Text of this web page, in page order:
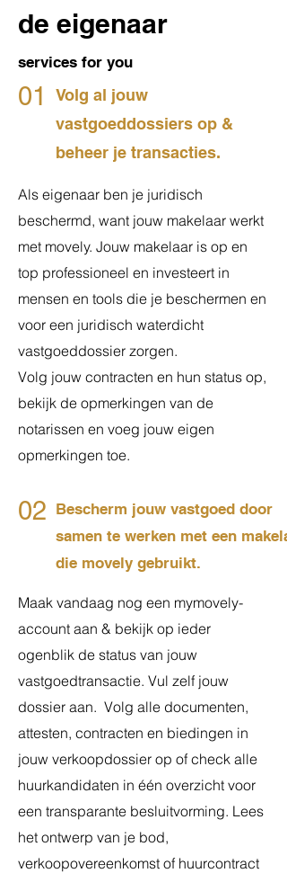
de eigenaar
services for you
01
Volg al jouw
vastgoeddossiers op &
beheer je transacties.
Als eigenaar ben je juridisch
beschermd, want jouw makelaar werkt
met movely. Jouw makelaar is op en
top professioneel en investeert in
mensen en tools die je beschermen en
voor een juridisch waterdicht
vastgoeddossier zorgen.
Volg jouw contracten en hun status op,
bekijk de opmerkingen van de
notarissen en voeg jouw eigen
opmerkingen toe.
02 Bescherm jouw vastgoed door
samen te werken met een
die movely gebruikt.
Maak vandaag nog een mymovely-
account aan & bekijk op ieder
ogenblik de status van jouw
vastgoedtransactie. Vul zelf jouw
dossier aan. Volg alle documenten,
attesten, contracten en biedingen in
jouw verkoopdossier op of check alle
huurkandidaten in één overzicht voor
een transparante besluitvorming. Lees
het ontwerp van je bod,
verkoopovereenkomst of huurcontract